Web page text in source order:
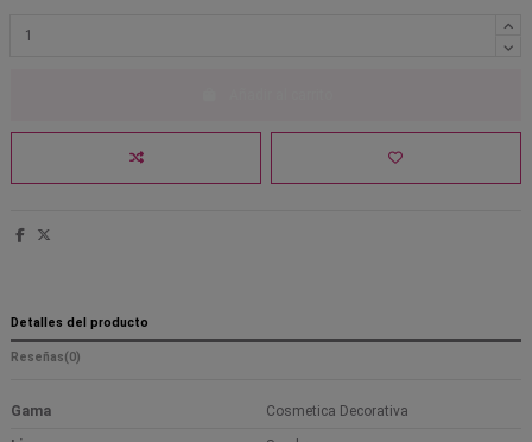
Detalles del producto
Reseñas(0)
Gama Cosmetica Decorativa